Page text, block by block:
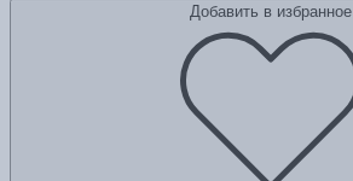
Добавить в избранное